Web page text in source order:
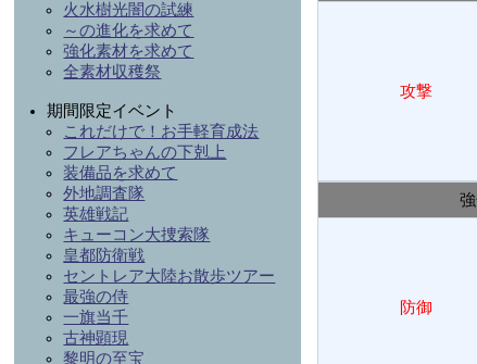
攻撃
防御
火水樹光闇の試練
～の進化を求めて
強化素材を求めて
全素材収穫祭
期間限定イベント
これだけで！お手軽育成法
フレアちゃんの下剋上
装備品を求めて
外地調査隊
英雄戦記
キューコン大捜索隊
皇都防衛戦
セントレア大陸お散歩ツアー
最強の侍
一旗当千
古神顕現
黎明の至宝